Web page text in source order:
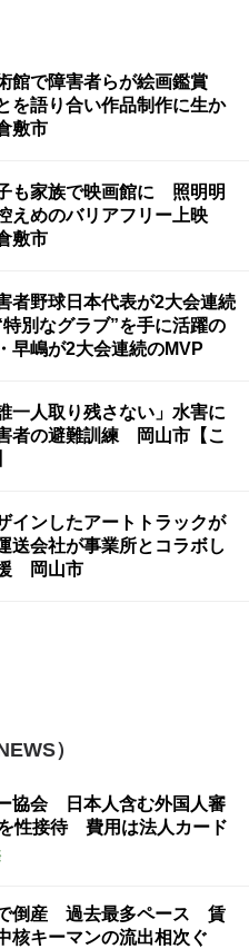
館で障害者らが絵画鑑賞
を語り合い作品制作に生か
敷市
も家族で映画館に 照明明
えめのバリアフリー上映
敷市
者野球日本代表が2大会連続
別なグラブ”を手に活躍の
早嶋が2大会連続のMVP
一人取り残さない」水害に
者の避難訓練 岡山市【こ
インしたアートトラックが
会社が事業所とコラボし
岡山市
）
協会 日本人含む外国人審
性接待 費用は法人カード
倒産 過去最多ペース 賃
核キーマンの流出相次ぐ